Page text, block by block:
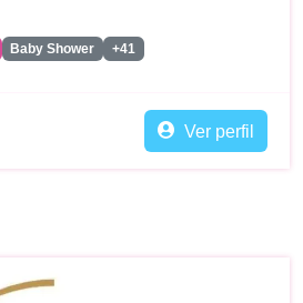
Baby Shower +41
Ver perfil